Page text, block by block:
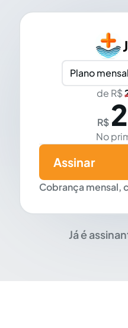
Plano mensal
de R$
R$
No
Cobrança mensal,
Assinar
Já é